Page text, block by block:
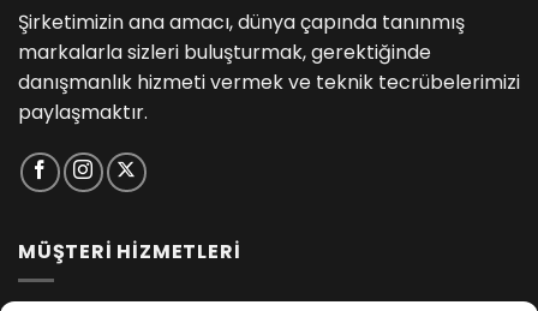
Şirketimizin ana amacı, dünya çapında tanınmış
markalarla sizleri buluşturmak, gerektiğinde
danışmanlık hizmeti vermek ve teknik tecrübelerimizi
paylaşmaktır.
MÜŞTERİ HİZMETLERİ